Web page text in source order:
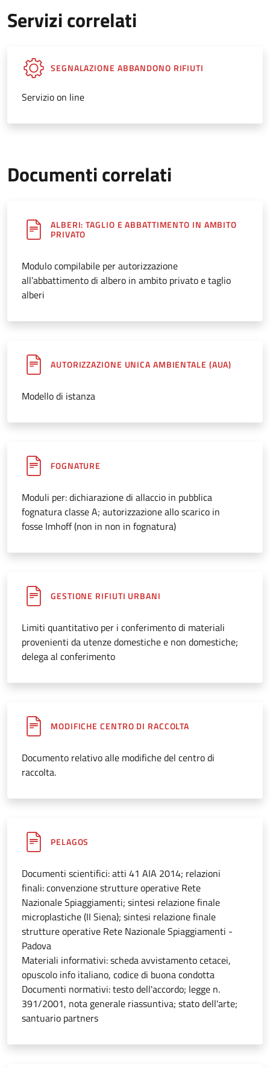
Servizi correlati
SEGNALAZIONE ABBANDONO RIFIUTI
Servizio on line
Documenti correlati
ALBERI: TAGLIO E ABBATTIMENTO IN AMBITO
PRIVATO
Modulo compilabile per autorizzazione
all’abbattimento di albero in ambito privato e taglio
alberi
AUTORIZZAZIONE UNICA AMBIENTALE (AUA)
Modello di istanza
FOGNATURE
Moduli per: dichiarazione di allaccio in pubblica
fognatura classe A; autorizzazione allo scarico in
fosse Imhoff (non in non in fognatura)
GESTIONE RIFIUTI URBANI
Limiti quantitativo per i conferimento di materiali
provenienti da utenze domestiche e non domestiche;
delega al conferimento
MODIFICHE CENTRO DI RACCOLTA
Documento relativo alle modifiche del centro di
raccolta.
PELAGOS
Documenti scientifici: atti 41 AIA 2014; relazioni
finali: convenzione strutture operative Rete
Nazionale Spiaggiamenti; sintesi relazione finale
microplastiche (II Siena); sintesi relazione finale
strutture operative Rete Nazionale Spiaggiamenti -
Padova
Materiali informativi: scheda avvistamento cetacei,
opuscolo info italiano, codice di buona condotta
Documenti normativi: testo dell'accordo; legge n.
391/2001, nota generale riassuntiva; stato dell'arte;
santuario partners